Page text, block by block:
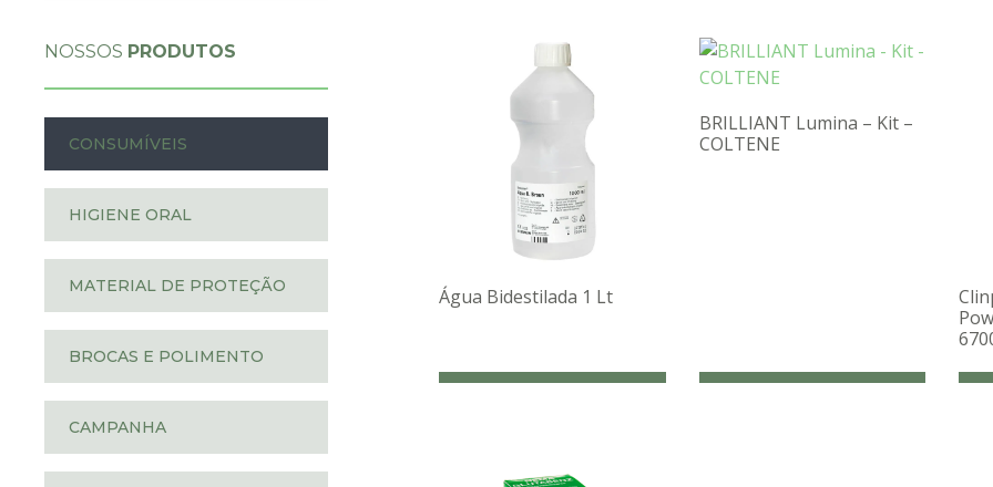
Água Bidestilada 1 Lt
BRILLIANT Lumina – Kit –
COLTENE
NOSSOS PRODUTOS
CONSUMÍVEIS
HIGIENE ORAL
MATERIAL DE PROTEÇÃO
BROCAS E POLIMENTO
CAMPANHA